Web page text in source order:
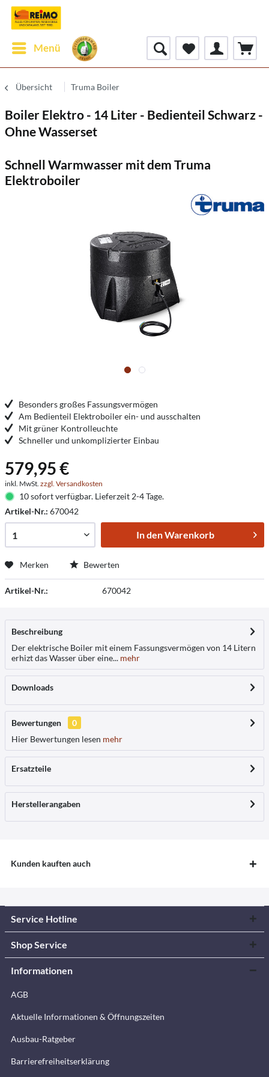
Menü
Übersicht Truma Boiler
Boiler Elektro - 14 Liter - Bedienteil Schwarz -
Ohne Wasserset
Schnell Warmwasser mit dem Truma
Elektroboiler
Besonders großes Fassungsvermögen
Am Bedienteil Elektroboiler ein- und ausschalten
Mit grüner Kontrolleuchte
Schneller und unkomplizierter Einbau
579,95 €
inkl. MwSt. zzgl. Versandkosten
10 sofort verfügbar. Lieferzeit 2-4 Tage.
Artikel-Nr.: 670042
In denWarenkorb
Merken Bewerten
Artikel-Nr.: 670042
Beschreibung
Der elektrische Boiler mit einem Fassungsvermögen von 14 Litern
erhizt das Wasser über eine... mehr
Downloads
Bewertungen
0
Hier Bewertungen lesen mehr
Ersatzteile
Herstellerangaben
Kunden kauften auch
Service Hotline
Shop Service
Informationen
AGB
Aktuelle Informationen & Öffnungszeiten
Ausbau-Ratgeber
Barrierefreiheitserklärung